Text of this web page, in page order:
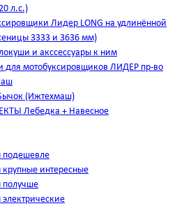
л.с.)
Лидер LONG на удлинённой
3333 и 3636 мм)
и акссессуары к ним
для мотобуксировщиков ЛИДЕР пр-во
(Ижтехмаш)
Лебедка + Навесное
интересные